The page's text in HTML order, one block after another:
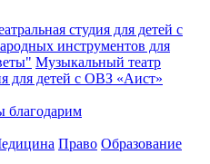
студия для детей с
инструментов для
Музыкальный театр
для детей с ОВЗ «Аист»
Право Образование